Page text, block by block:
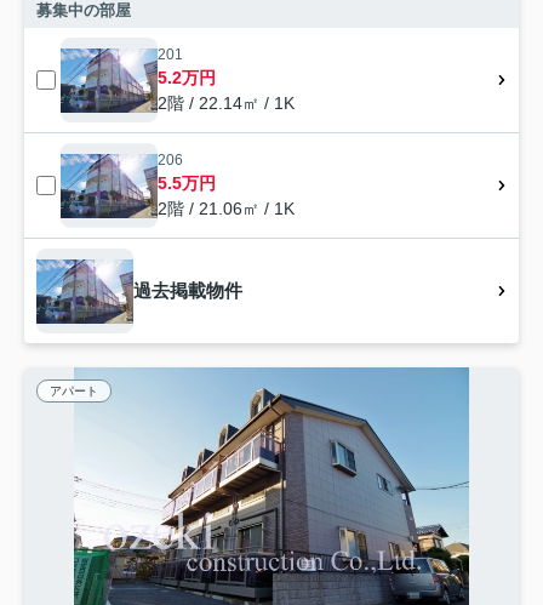
募集中の部屋
201
5.2万円
2階 / 22.14㎡ / 1K
206
5.5万円
2階 / 21.06㎡ / 1K
過去掲載物件
アパート